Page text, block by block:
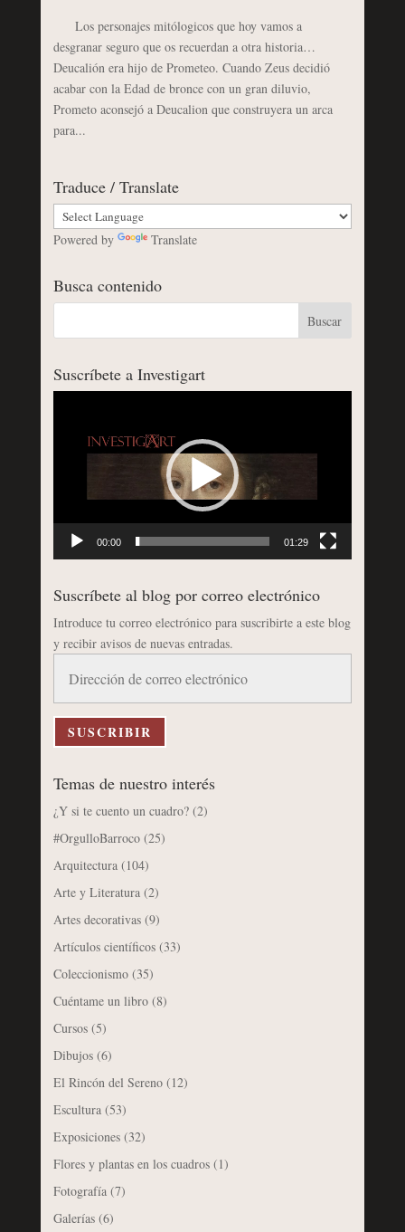
Los personajes mitólogicos que hoy vamos a
desgranar seguro que os recuerdan a otra historia…
Deucalión era hijo de Prometeo. Cuando Zeus decidió
acabar con la Edad de bronce con un gran diluvio,
Prometo aconsejó a Deucalion que construyera un arca
para...
Traduce / Translate
Powered by Translate
Busca contenido
Suscríbete a Investigart
00:00 01:29
Suscríbete al blog por correo electrónico
Introduce tu correo electrónico para suscribirte a este blog
y recibir avisos de nuevas entradas.
correo
electrónico
SUSCRIBIR
Temas de nuestro interés
¿Y si te cuento un cuadro?(2)
#OrgulloBarroco(25)
Arquitectura(104)
Arte y Literatura(2)
Artes decorativas(9)
Artículos científicos(33)
Coleccionismo(35)
Cuéntame un libro(8)
Cursos(5)
Dibujos(6)
El Rincón del Sereno(12)
Escultura(53)
Exposiciones(32)
Flores y plantas en los cuadros(1)
Fotografía(7)
Galerías(6)